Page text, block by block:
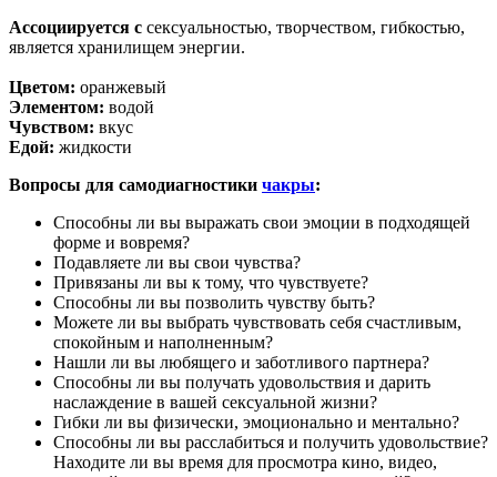
Ассоциируется с сексуальностью, творчеством, гибкостью,
является хранилищем энергии.
Цветом: оранжевый
Элементом: водой
Чувством: вкус
Едой: жидкости
Вопросы для самодиагностики чакры:
Способны ли вы выражать свои эмоции в подходящей
форме и вовремя?
Подавляете ли вы свои чувства?
Привязаны ли вы к тому, что чувствуете?
Способны ли вы позволить чувству быть?
Можете ли вы выбрать чувствовать себя счастливым,
спокойным и наполненным?
Нашли ли вы любящего и заботливого партнера?
Способны ли вы получать удовольствия и дарить
наслаждение в вашей сексуальной жизни?
Гибки ли вы физически, эмоционально и ментально?
Способны ли вы расслабиться и получить удовольствие?
Находите ли вы время для просмотра кино, видео,